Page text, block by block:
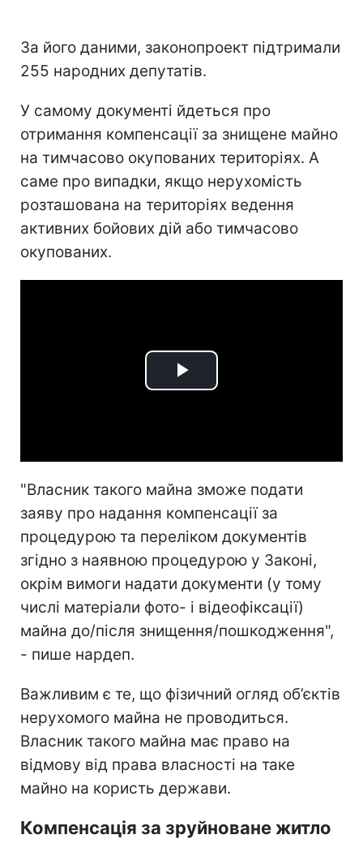
За його даними, законопроект підтримали
255 народних депутатів.
У самому документі йдеться про
отримання компенсації за знищене майно
на тимчасово окупованих територіях. А
саме про випадки, якщо нерухомість
розташована на територіях ведення
активних бойових дій або тимчасово
окупованих.
Play
"Власник такого майна зможе подати
заяву про надання компенсації за
процедурою та переліком документів
згідно з наявною процедурою у Законі,
окрім вимоги надати документи (у тому
числі матеріали фото- і відеофіксації)
майна до/після знищення/пошкодження",
- пише нардеп.
Важливим є те, що фізичний огляд об’єктів
нерухомого майна не проводиться.
Власник такого майна має право на
відмову від права власності на таке
майно на користь держави.
Компенсація за зруйноване житло